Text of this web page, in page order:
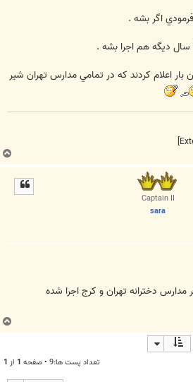
اگر بشه .
اعلام کردند که در تمامي مدارس تهران شير
Captain II
sara
مدارس دخترانه تهران و کرج اجرا شده
تعداد پست ها:9 • صفحه 1 از 1